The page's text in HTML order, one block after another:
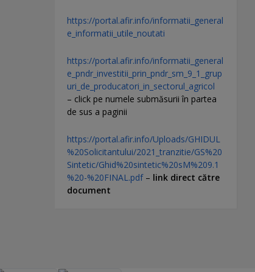
https://portal.afir.info/informatii_general
e_informatii_utile_noutati
https://portal.afir.info/informatii_general
e_pndr_investitii_prin_pndr_sm_9_1_grup
uri_de_producatori_in_sectorul_agricol
– click pe numele submăsurii în partea
de sus a paginii
https://portal.afir.info/Uploads/GHIDUL
%20Solicitantului/2021_tranzitie/GS%20
Sintetic/Ghid%20sintetic%20sM%209.1
%20-%20FINAL.pdf– link direct către
document